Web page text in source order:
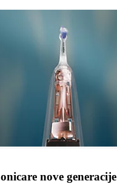
nove generacije